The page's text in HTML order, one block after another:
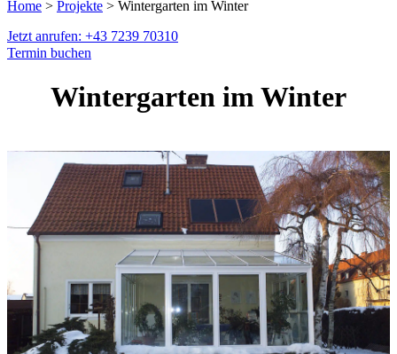
Home > Projekte > Wintergarten im Winter
Jetzt anrufen: +43 7239 70310
Termin buchen
Wintergarten im Winter